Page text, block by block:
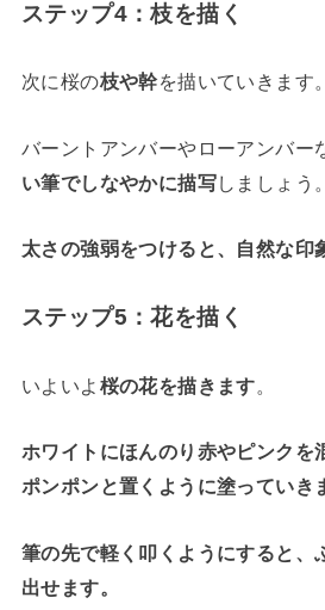
ステップ4：枝を描く
次に桜の枝や幹を描いていきます。
バーントアンバーやローアンバー
い筆でしなやかに描写しましょう。
太さの強弱をつけると、自然な印
ステップ5：花を描く
いよいよ 桜の花を描きます。
ホワイトにほんのり赤やピンクを
ポンポンと置くように塗っていき
筆の先で軽く叩くようにすると、
出せます。